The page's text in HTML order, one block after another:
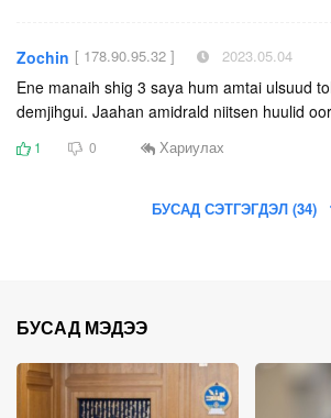
Zochin [ 178.90.95.32 ] 2023.05.04
Ene manaih shig 3 saya hum amtai ulsuud
demjihgui. Jaahan amidrald niitsen huulid
1 0 Хариулах
БУСАД СЭТГЭГДЭЛ (34)
БУСАД МЭДЭЭ